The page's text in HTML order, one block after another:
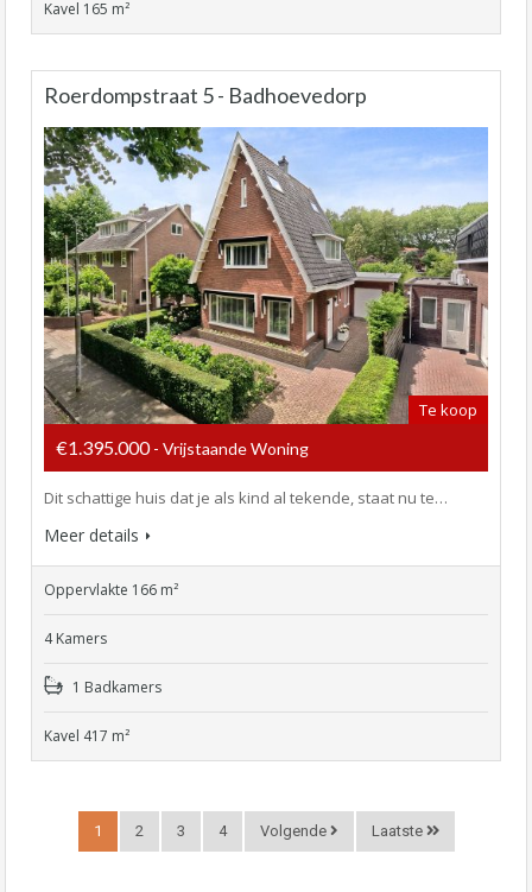
Kavel 165 m²
Roerdompstraat 5 - Badhoevedorp
Te koop
€1.395.000- Vrijstaande Woning
Dit schattige huis dat je als kind al tekende, staat nu te…
Meer details
Oppervlakte 166 m²
4 Kamers
1 Badkamers
Kavel 417 m²
1 2 3 4 Volgende Laatste